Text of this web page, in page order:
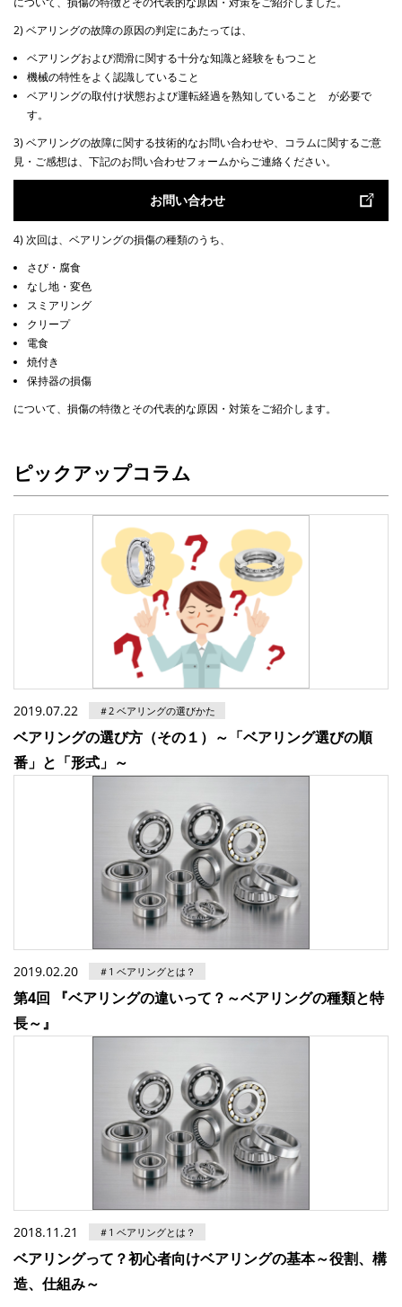
2) ベアリングの故障の原因の判定にあたっては、
ベアリングおよび潤滑に関する十分な知識と経験をもつこと
機械の特性をよく認識していること
ベアリングの取付け状態および運転経過を熟知していること が必要で
す。
3) ベアリングの故障に関する技術的なお問い合わせや、コラムに関するご意
見・ご感想は、下記のお問い合わせフォームからご連絡ください。
お問い合わせ
4) 次回は、ベアリングの損傷の種類のうち、
さび・腐食
なし地・変色
スミアリング
クリープ
電食
焼付き
保持器の損傷
について、損傷の特徴とその代表的な原因・対策をご紹介します。
ピックアップコラム
2019.07.22 ＃2 ベアリングの選びかた
ベアリングの選び方（その１）～「ベアリング選びの順
番」と「形式」～
2019.02.20 ＃1 ベアリングとは？
第4回 『ベアリングの違いって？～ベアリングの種類と特
長～』
2018.11.21 ＃1 ベアリングとは？
ベアリングって？初心者向けベアリングの基本～役割、構
造、仕組み～